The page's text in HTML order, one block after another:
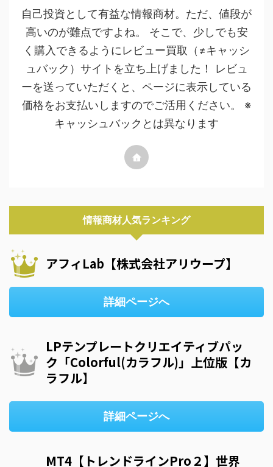
自己投資として有益な情報商材。ただ、値段が
高いのが難点ですよね。 そこで、少しでも安
く購入できるようにレビュー買取（≠キャッシ
ュバック）サイトを立ち上げました！ レビュ
ーを送っていただくと、ページに表示している
価格をお支払いしますのでご活用ください。 ※
キャッシュバックとは異なります
情報商材人気ランキング
アフィLab【株式会社アリウープ】
詳細ページへ
LPテンプレートクリエイティブパッ
ク「Colorful(カラフル)」上位版【カ
ラフル】
詳細ページへ
MT4【トレンドラインPro２】世界